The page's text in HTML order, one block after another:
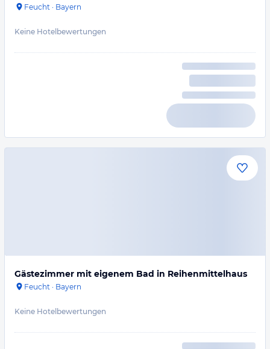
Feucht · Bayern
Keine Hotelbewertungen
Gästezimmer mit eigenem Bad in Reihenmittelhaus
Feucht · Bayern
Keine Hotelbewertungen